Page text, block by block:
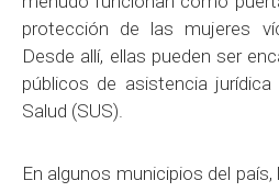
protección de las mujeres
Desde allí, ellas pueden ser
públicos de asistencia
Salud (SUS).
En algunos municipios del